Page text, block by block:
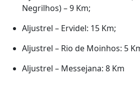
Negrilhos) – 9 Km;
Aljustrel – Ervidel: 15 Km;
Aljustrel – Rio de Moinhos: 5
Aljustrel – Messejana: 8 Km